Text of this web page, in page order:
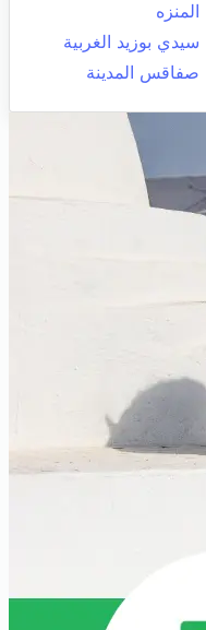
المنزه
سيدي بوزيد الغربية
صفاقس المدينة